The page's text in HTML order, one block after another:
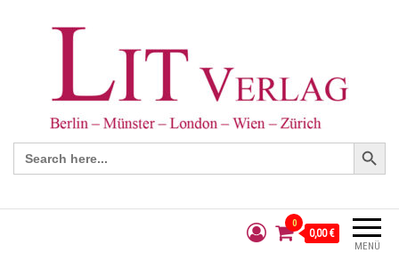
Search
for:
Search Button
MENÜ
0
0,00 €